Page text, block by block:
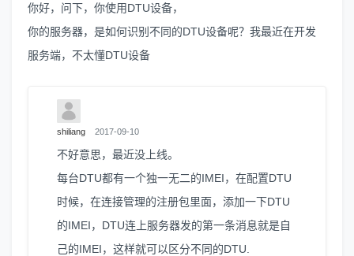
你好，问下，你使用DTU设备，
你的服务器，是如何识别不同的DTU设备呢？我最近在开发
服务端，不太懂DTU设备
shiliang 2017-09-10
不好意思，最近没上线。
每台DTU都有一个独一无二的IMEI，在配置DTU
时候，在连接管理的注册包里面，添加一下DTU
的IMEI，DTU连上服务器发的第一条消息就是自
己的IMEI，这样就可以区分不同的DTU.